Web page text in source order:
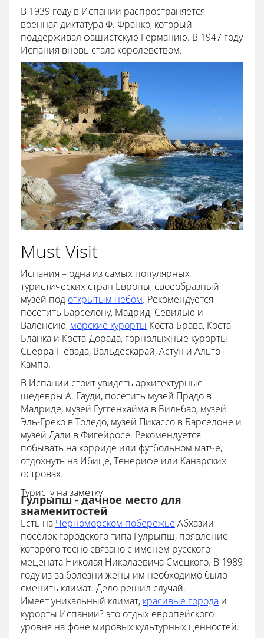
В 1939 году в Испании распространяется
военная диктатура Ф. Франко, который
поддерживал фашистскую Германию. В 1947 году
Испания вновь стала королевством.
Must Visit
Испания – одна из самых популярных
туристических стран Европы, своеобразный
музей под открытым небом. Рекомендуется
посетить Барселону, Мадрид, Севилью и
Валенсию, морские курорты Коста-Брава, Коста-
Бланка и Коста-Дорада, горнолыжные курорты
Сьерра-Невада, Вальдескарай, Астун и Альто-
Кампо.
В Испании стоит увидеть архитектурные
шедевры А. Гауди, посетить музей Прадо в
Мадриде, музей Гуггенхайма в Бильбао, музей
Эль-Греко в Толедо, музей Пикассо в Барселоне и
музей Дали в Фигейросе. Рекомендуется
побывать на корриде или футбольном матче,
отдохнуть на Ибице, Тенерифе или Канарских
островах.
Туристу на заметку
Гулрыпш - дачное место для
знаменитостей
Есть на Черноморском побережье Абхазии
поселок городского типа Гулрыпш, появление
которого тесно связано с именем русского
мецената Николая Николаевича Смецкого. В 1989
году из-за болезни жены им необходимо было
сменить климат. Дело решил случай.
Имеет уникальный климат, красивые города и
курорты Испании? это отдых европейского
уровня на фоне мировых культурных ценностей.